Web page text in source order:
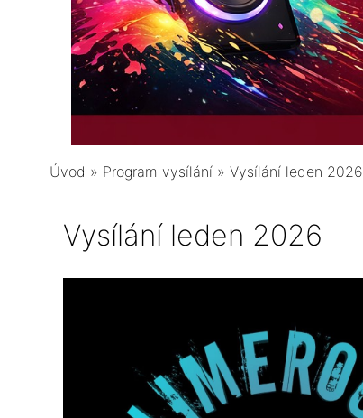
Úvod » Program vysílání » Vysílání leden 2026
Vysílání leden 2026